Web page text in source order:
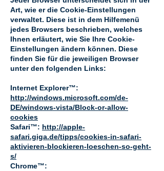
Art, wie er die Cookie-Einstellungen
verwaltet. Diese ist in dem Hilfemenü
jedes Browsers beschrieben, welches
Ihnen erläutert, wie Sie Ihre Cookie-
Einstellungen ändern können. Diese
finden Sie für die jeweiligen Browser
unter den folgenden Links:
Internet Explorer™:
http://windows.microsoft.com/de-
DE/windows-vista/Block-or-allow-
cookies
Safari™: http://apple-
safari.giga.de/tipps/cookies-in-safari-
aktivieren-blockieren-loeschen-so-geht-
s/
Chrome™: